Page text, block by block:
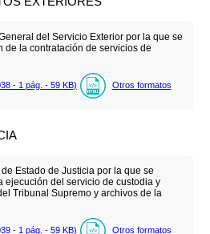
del Servicio Exterior por la que se
de la contratación de servicios de
- 1 pág. - 59 KB) Otros formatos
Estado de Justicia por la que se
ejecución del servicio de custodia y
Tribunal Supremo y archivos de la
- 1 pág. - 59 KB) Otros formatos